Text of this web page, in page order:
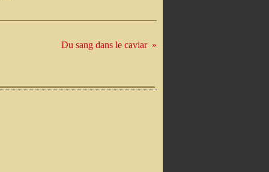
Du sang dans le caviar